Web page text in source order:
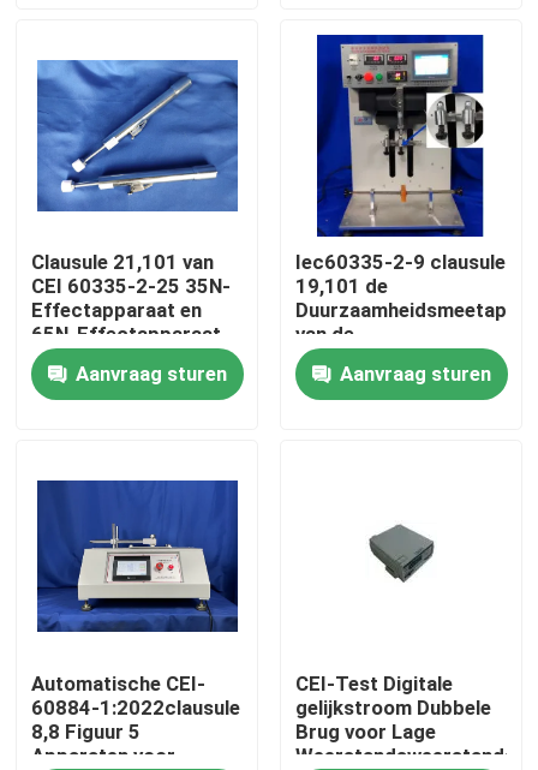
Huis
Producten
Fabrieksreis
Kwaliteitscontrole
Verzoek om een Citaat
CEI-Testmateriaal
Medisch het Testen Materiaal
De Testmateriaal van de toegangsbescherming
Clausule 21,101 van
CEI 60335-2-25 35N-
Effectapparaat en
65N-Effectapparaat
voor de
Assemblagetest van
de Microgolfdeur
Aanvraag sturen
Iec60335-2-9 clausule
19,101 de
van de
Broodroosterschakelaar
luchtkoeling
Aanvraag sturen
Automatische CEI-
60884-1:2022clausule
8,8 Figuur 5
Apparaten voor
CEI-Test Digitale
gelijkstroom Dubbele
Brug voor Lage
Weerstandsweerstanden